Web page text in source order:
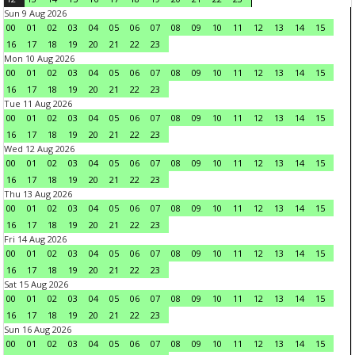
Sun 9 Aug 2026
00
01 02 03 04 05 06 07 08 09 10 11 12 13 14
15
16
17 18 19 20 21 22
23
Mon 10 Aug 2026
00
01 02 03 04 05 06 07 08 09 10 11 12 13 14
15
16
17 18 19 20 21 22
23
Tue 11 Aug 2026
00
01 02 03 04 05 06 07 08 09 10 11 12 13 14
15
16
17 18 19 20 21 22
23
Wed 12 Aug 2026
00
01 02 03 04 05 06 07 08 09 10 11 12 13 14
15
16
17 18 19 20 21 22
23
Thu 13 Aug 2026
00
01 02 03 04 05 06 07 08 09 10 11 12 13 14
15
16
17 18 19 20 21 22
23
Fri 14 Aug 2026
00
01 02 03 04 05 06 07 08 09 10 11 12 13 14
15
16
17 18 19 20 21 22
23
Sat 15 Aug 2026
00
01 02 03 04 05 06 07 08 09 10 11 12 13 14
15
16
17 18 19 20 21 22
23
Sun 16 Aug 2026
00
01 02 03 04 05 06 07 08 09 10 11 12 13 14
15